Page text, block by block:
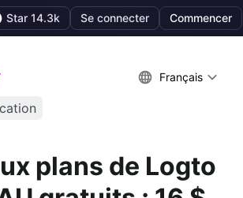
Star 14.3k Se connecter Commencer
Français
plans de Logto